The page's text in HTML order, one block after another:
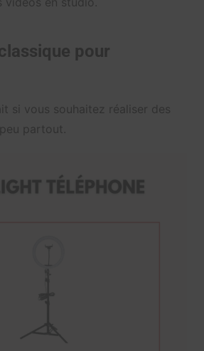
pour
si vous souhaitez réaliser des
partout.